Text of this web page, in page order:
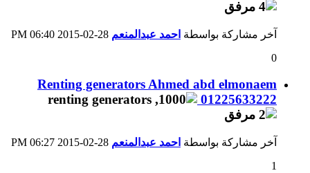
آخر مشاركة بواسطة احمد عبدالمنعم
06:40 PM
0
Renting generators Ahmed abd elmonaem
01225633222
آخر مشاركة بواسطة احمد عبدالمنعم
06:27 PM
1